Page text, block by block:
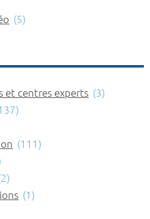
(5)
et centres experts (3)
(111)
(1)